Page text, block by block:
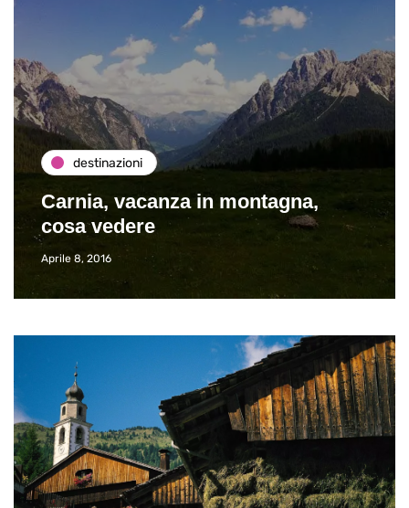
destinazioni
Carnia, vacanza in montagna,
cosa vedere
Aprile 8, 2016